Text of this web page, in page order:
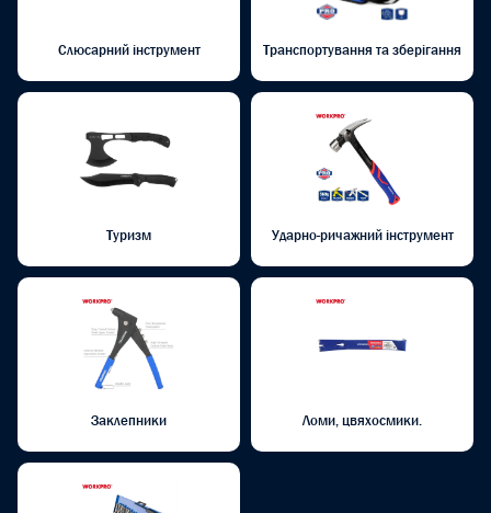
Слюсарний інструмент Транспортування та зберігання
Туризм Ударно-ричажний інструмент
Заклепники Ломи, цвяхосмики.